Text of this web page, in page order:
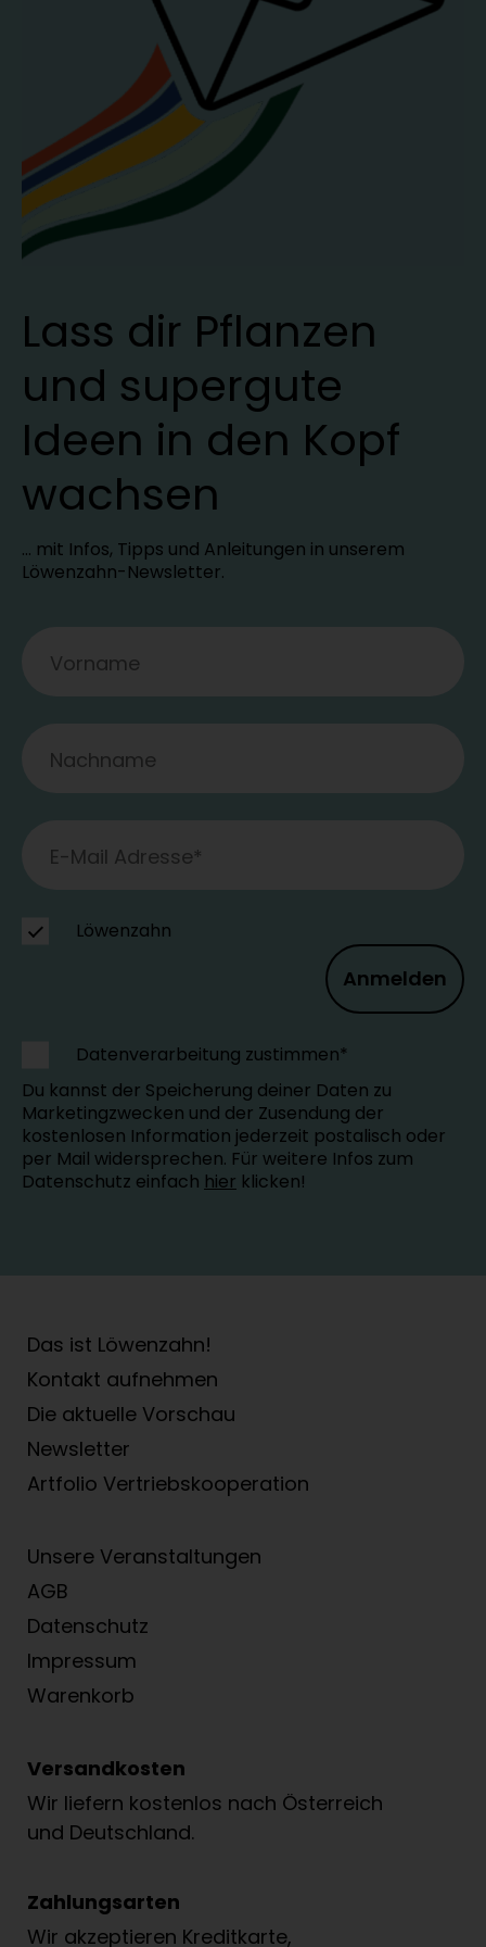
Lass dir Pflanzen
und supergute
Ideen in den Kopf
wachsen
… mit Infos, Tipps und Anleitungen in unserem
Löwenzahn-Newsletter.
Anmelden
Löwenzahn
Datenverarbeitung zustimmen*
Du kannst der Speicherung deiner Daten zu
Marketingzwecken und der Zusendung der
kostenlosen Information jederzeit postalisch oder
per Mail widersprechen. Für weitere Infos zum
Datenschutz einfach hier klicken!
Das ist Löwenzahn!
Kontakt aufnehmen
Die aktuelle Vorschau
Newsletter
Artfolio Vertriebs­kooperation
Unsere Veranstaltungen
AGB
Datenschutz
Impressum
Warenkorb
Versandkosten
Wir liefern kostenlos nach Österreich
und Deutschland.
Zahlungsarten
Wir akzeptieren Kreditkarte,